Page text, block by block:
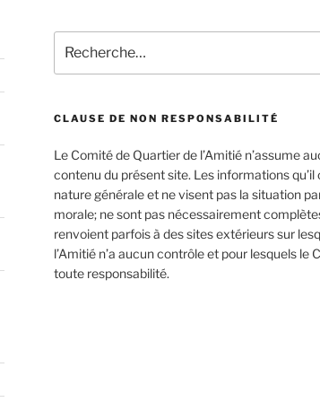
pour
:
CLAUSE DE NON RESPONSABILITÉ
Le Comité de Quartier de l’Amitié n’assume
contenu du présent site. Les informations
nature générale et ne visent pas la situation
morale; ne sont pas nécessairement
renvoient parfois à des sites extérieurs sur
l’Amitié n’a aucun contrôle et pour lesquels le
toute responsabilité.